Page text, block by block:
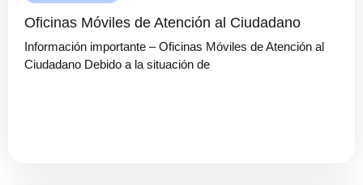
Oficinas Móviles de Atención al Ciudadano
Información importante – Oficinas Móviles de Atención al
Ciudadano Debido a la situación de